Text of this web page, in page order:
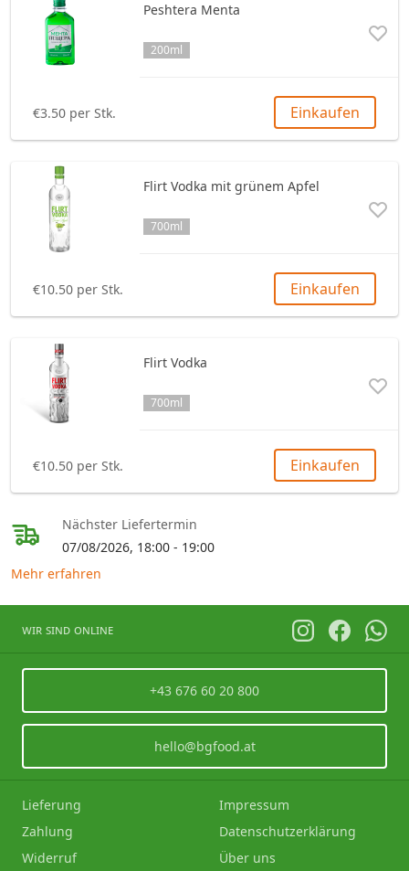
Peshtera Menta
200ml
€3.50 per Stk. Einkaufen
Flirt Vodka mit grünem Apfel
700ml
€10.50 per Stk. Einkaufen
Flirt Vodka
700ml
€10.50 per Stk. Einkaufen
Nächster Liefertermin
07/08/2026, 18:00 - 19:00
Mehr erfahren
wir sind online
+43 676 60 20 800
hello@bgfood.at
Lieferung
Zahlung
Widerruf
Impressum
Datenschutzerklärung
Über uns